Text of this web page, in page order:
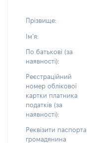
Прізвище:
Імʼя:
По батькові (за
наявності):
Реєстраційний
номер облікової
картки платника
податків (за
наявності):
Реквізити паспорта
громадянина